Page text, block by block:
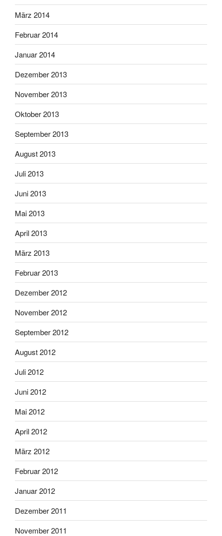
März 2014
Februar 2014
Januar 2014
Dezember 2013
November 2013
Oktober 2013
September 2013
August 2013
Juli 2013
Juni 2013
Mai 2013
April 2013
März 2013
Februar 2013
Dezember 2012
November 2012
September 2012
August 2012
Juli 2012
Juni 2012
Mai 2012
April 2012
März 2012
Februar 2012
Januar 2012
Dezember 2011
November 2011